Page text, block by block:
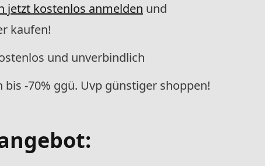
jetzt kostenlos anmelden und
kaufen!
und unverbindlich
-70% ggü. Uvp günstiger shoppen!